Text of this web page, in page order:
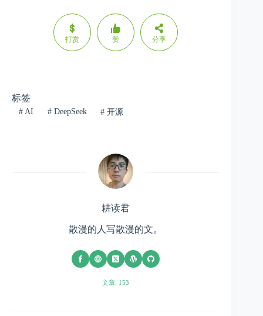
打赏 赞 分享
标签
#AI #DeepSeek # 开源
耕读君
散漫的人写散漫的文。
文章: 153